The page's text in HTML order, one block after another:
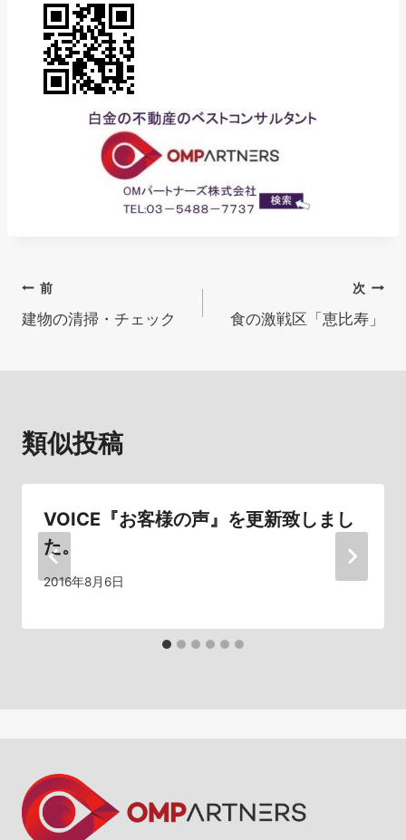
投
稿
ゲ
ー
シ
ョ
前
建物の清掃・チェック
次
食の激戦区「恵比寿」
類似投稿
VOICE『お客様の声』を更新致しまし
た。
2016年8月6日